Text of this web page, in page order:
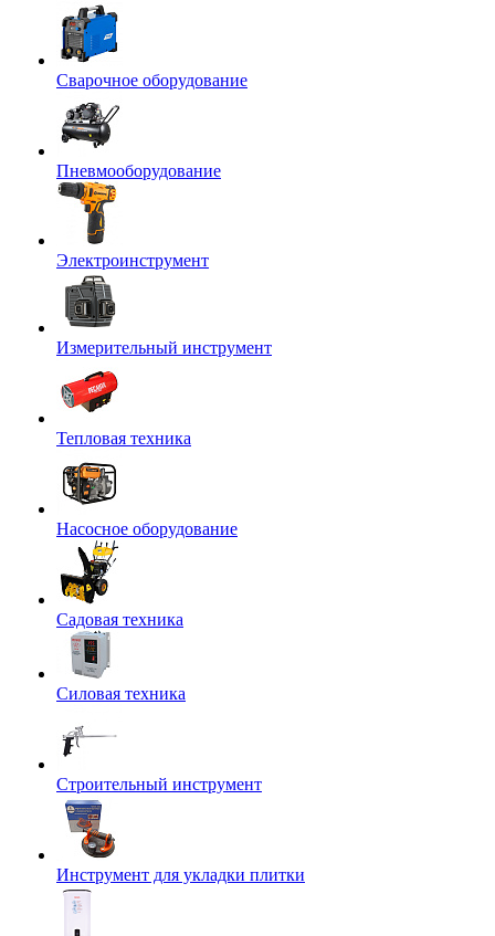
Сварочное оборудование
Пневмооборудование
Электроинструмент
Измерительный инструмент
Тепловая техника
Насосное оборудование
Садовая техника
Силовая техника
Строительный инструмент
Инструмент для укладки плитки